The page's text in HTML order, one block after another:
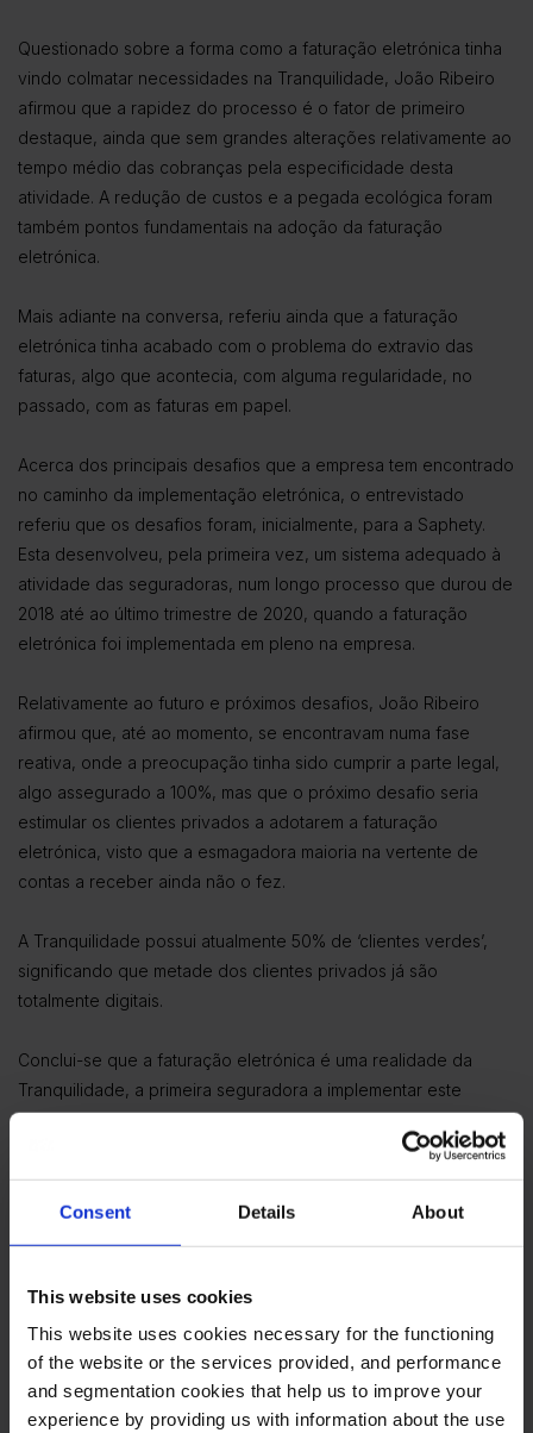
Consent Details About
This website uses cookies
This website uses cookies necessary for the functioning
of the website or the services provided, and performance
and segmentation cookies that help us to improve your
experience by providing us with information about the use
Questionado sobre a forma como a faturação eletrónica tinha
vindo colmatar necessidades na Tranquilidade, João Ribeiro
afirmou que a rapidez do processo é o fator de primeiro
destaque, ainda que sem grandes alterações relativamente ao
tempo médio das cobranças pela especificidade desta
atividade. A redução de custos e a pegada ecológica foram
também pontos fundamentais na adoção da faturação
eletrónica.
Mais adiante na conversa, referiu ainda que a faturação
eletrónica tinha acabado com o problema do extravio das
faturas, algo que acontecia, com alguma regularidade, no
passado, com as faturas em papel.
Acerca dos principais desafios que a empresa tem encontrado
no caminho da implementação eletrónica, o entrevistado
referiu que os desafios foram, inicialmente, para a Saphety.
Esta desenvolveu, pela primeira vez, um sistema adequado à
atividade das seguradoras, num longo processo que durou de
2018 até ao último trimestre de 2020, quando a faturação
eletrónica foi implementada em pleno na empresa.
Relativamente ao futuro e próximos desafios, João Ribeiro
afirmou que, até ao momento, se encontravam numa fase
reativa, onde a preocupação tinha sido cumprir a parte legal,
algo assegurado a 100%, mas que o próximo desafio seria
estimular os clientes privados a adotarem a faturação
eletrónica, visto que a esmagadora maioria na vertente de
contas a receber ainda não o fez.
A Tranquilidade possui atualmente 50% de ‘clientes verdes’,
significando que metade dos clientes privados já são
totalmente digitais.
Conclui-se que a faturação eletrónica é uma realidade da
Tranquilidade, a primeira seguradora a implementar este
sistema, e que o próximo passo da estratégia digital da
empresa será assegurar que um número crescente de clientes
adote a faturação eletrónica.
Partilhar